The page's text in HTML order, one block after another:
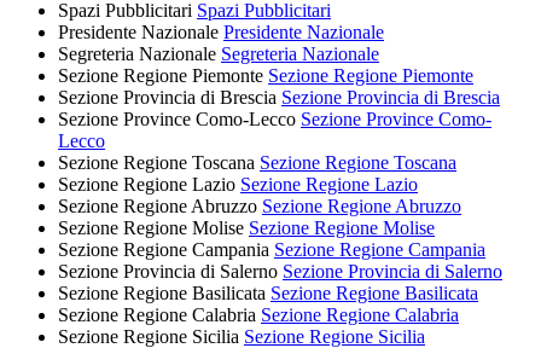
Spazi Pubblicitari Spazi Pubblicitari
Presidente Nazionale Presidente Nazionale
Segreteria Nazionale Segreteria Nazionale
Sezione Regione Piemonte Sezione Regione Piemonte
Sezione Provincia di Brescia Sezione Provincia di Brescia
Sezione Province Como-Lecco Sezione Province Como-
Lecco
Sezione Regione Toscana Sezione Regione Toscana
Sezione Regione Lazio Sezione Regione Lazio
Sezione Regione Abruzzo Sezione Regione Abruzzo
Sezione Regione Molise Sezione Regione Molise
Sezione Regione Campania Sezione Regione Campania
Sezione Provincia di Salerno Sezione Provincia di Salerno
Sezione Regione Basilicata Sezione Regione Basilicata
Sezione Regione Calabria Sezione Regione Calabria
Sezione Regione Sicilia Sezione Regione Sicilia